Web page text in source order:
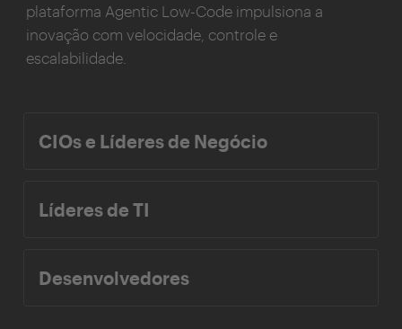
plataforma Agentic Low-Code impulsiona a
inovação com velocidade, controle e
escalabilidade.
CIOs e Líderes de Negócio
Líderes de TI
Desenvolvedores